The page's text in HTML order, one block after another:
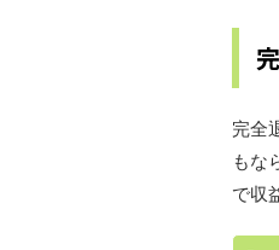
完全
もな
で収